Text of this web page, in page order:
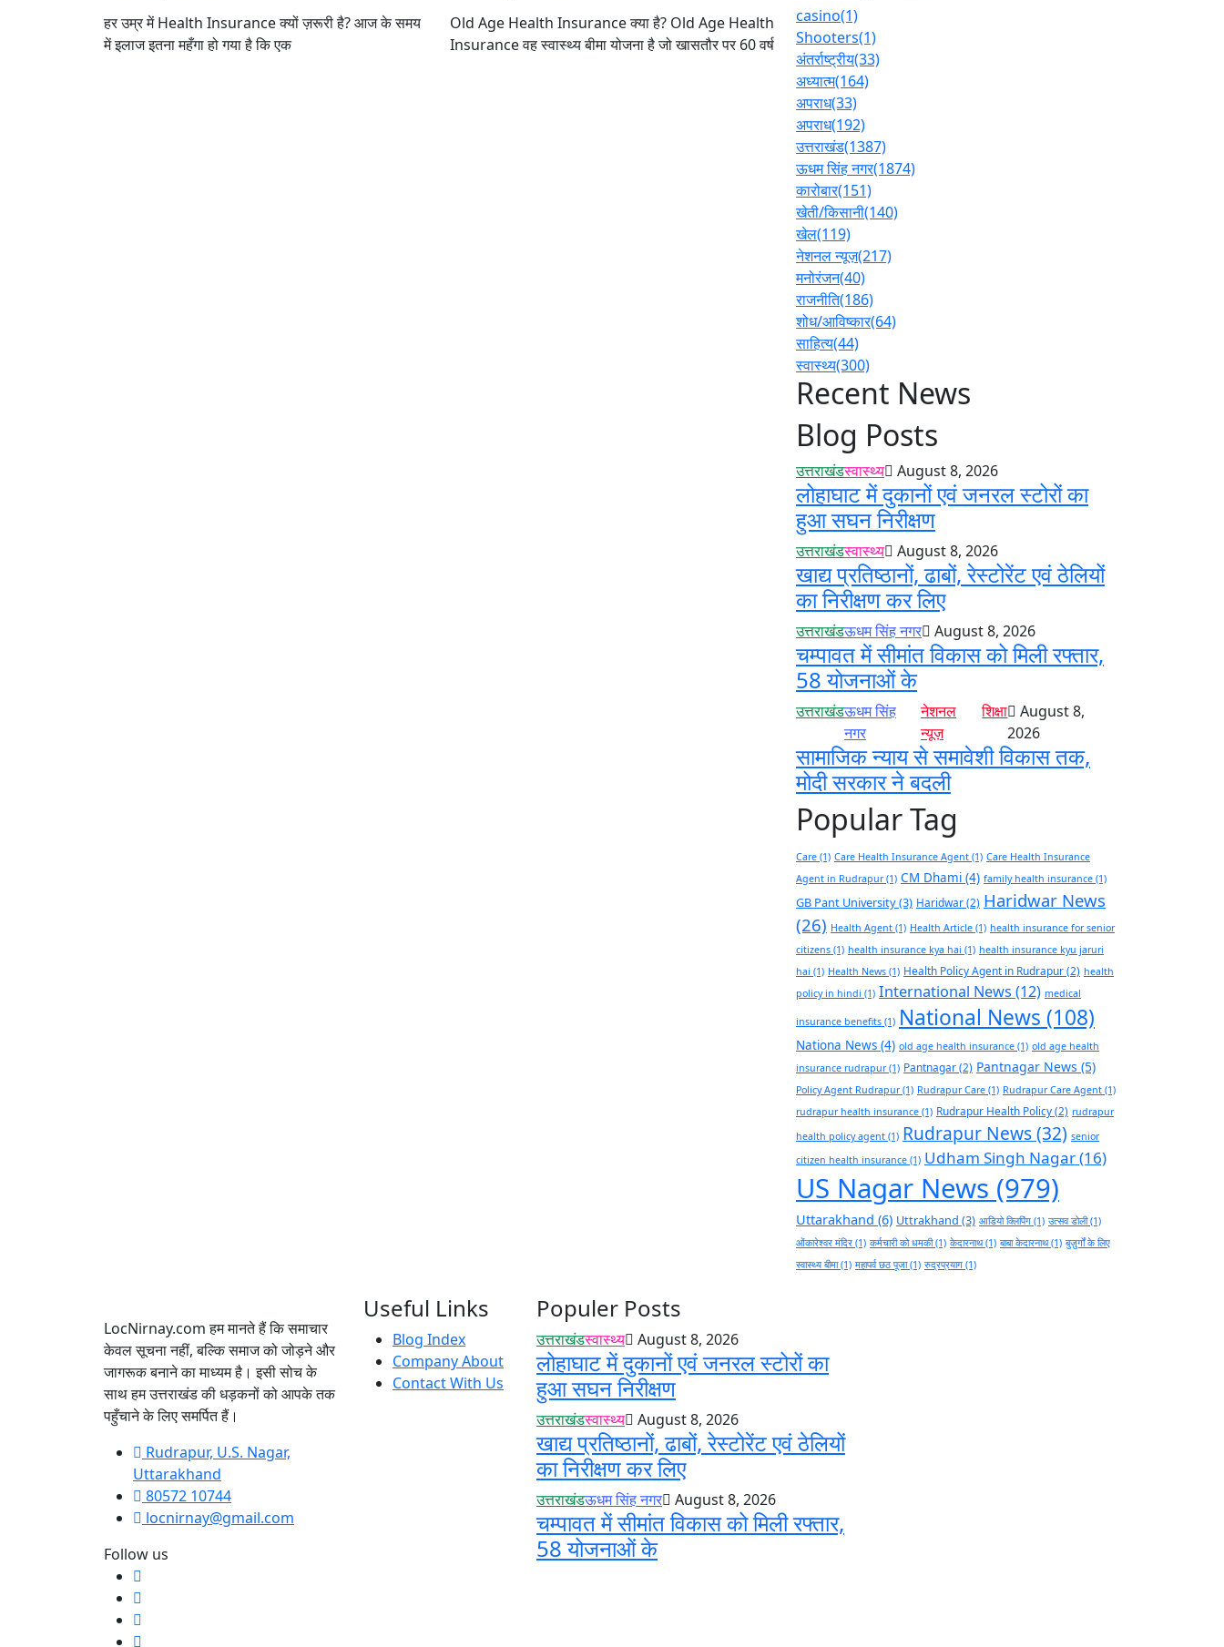
हर उम्र में Health Insurance क्यों ज़रूरी है? आज के समय
में इलाज इतना महँगा हो गया है कि एक
Old Age Health Insurance क्या है? Old Age Health
Insurance वह स्वास्थ्य बीमा योजना है जो खासतौर पर 60 वर्ष
casino(1)
Shooters(1)
अंतर्राष्ट्रीय(33)
अध्यात्म(164)
अपराध(33)
अपराध(192)
उत्तराखंड(1387)
ऊधम सिंह नगर(1874)
कारोबार(151)
खेती/किसानी(140)
खेल(119)
नेशनल न्यूज़(217)
मनोरंजन(40)
राजनीति(186)
शोध/आविष्कार(64)
साहित्य(44)
स्वास्थ्य(300)
Recent News
Blog Posts
उत्तराखंडस्वास्थ्य August 8, 2026
लोहाघाट में दुकानों एवं जनरल स्टोरों का
हुआ सघन निरीक्षण
उत्तराखंडस्वास्थ्य August 8, 2026
खाद्य प्रतिष्ठानों, ढाबों, रेस्टोरेंट एवं ठेलियों
का निरीक्षण कर लिए
उत्तराखंडऊधम सिंह नगर August 8, 2026
चम्पावत में सीमांत विकास को मिली रफ्तार,
58 योजनाओं के
उत्तराखंडऊधम सिंह
नगर
नेशनल
न्यूज़
शिक्षा
August 8,
2026
सामाजिक न्याय से समावेशी विकास तक,
मोदी सरकार ने बदली
Popular Tag
Care (1) Care Health Insurance Agent (1) Care Health Insurance
Agent in Rudrapur(1) CM Dhami (4) family health insurance (1)
GB Pant University(3) Haridwar(2) Haridwar News
(26) Health Agent (1) Health Article (1) health insurance for senior
citizens (1) health insurance kya hai (1) health insurance kyu jaruri
hai (1) Health News (1) Health Policy Agent in Rudrapur(2) health
policy in hindi (1) International News (12) medical
insurance benefits (1) National News (108)
Nationa News (4) old age health insurance (1) old age health
insurance rudrapur(1) Pantnagar(2) Pantnagar News (5)
Policy Agent Rudrapur(1) Rudrapur Care (1) Rudrapur Care Agent (1)
rudrapur health insurance (1) Rudrapur Health Policy(2) rudrapur
health policy agent (1) Rudrapur News(32) senior
citizen health insurance (1) Udham Singh Nagar(16)
US Nagar News (979)
Uttarakhand (6) Uttrakhand (3) आडियो क्लिपिंग (1) उत्सव डोली(1)
ओंकारेश्वर मंदिर (1) कर्मचारी को धमकी(1) केदारनाथ(1) बाबा केदारनाथ(1) बुज़ुर्गों के लिए
स्वास्थ्य बीमा(1) महापर्व छठ पूजा(1) रुद्रप्रयाग (1)
LocNirnay.com हम मानते हैं कि समाचार
केवल सूचना नहीं, बल्कि समाज को जोड़ने और
जागरूक बनाने का माध्यम है। इसी सोच के
साथ हम उत्तराखंड की धड़कनों को आपके तक
पहुँचाने के लिए समर्पित हैं।
Rudrapur, U.S. Nagar,
Uttarakhand
80572 10744
locnirnay@gmail.com
Follow us
Useful Links
Blog Index
Company About
Contact With Us
Populer Posts
उत्तराखंडस्वास्थ्य August 8, 2026
लोहाघाट में दुकानों एवं जनरल स्टोरों का
हुआ सघन निरीक्षण
उत्तराखंडस्वास्थ्य August 8, 2026
खाद्य प्रतिष्ठानों, ढाबों, रेस्टोरेंट एवं ठेलियों
का निरीक्षण कर लिए
उत्तराखंडऊधम सिंह नगर August 8, 2026
चम्पावत में सीमांत विकास को मिली रफ्तार,
58 योजनाओं के